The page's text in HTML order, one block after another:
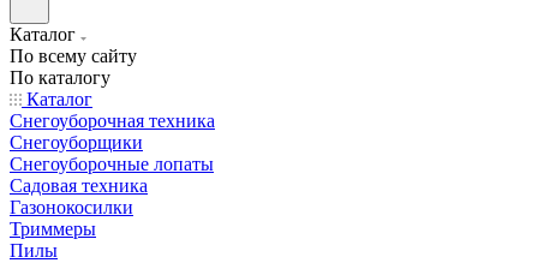
Каталог
По всему сайту
По каталогу
Каталог
Снегоуборочная техника
Снегоуборщики
Снегоуборочные лопаты
Садовая техника
Газонокосилки
Триммеры
Пилы